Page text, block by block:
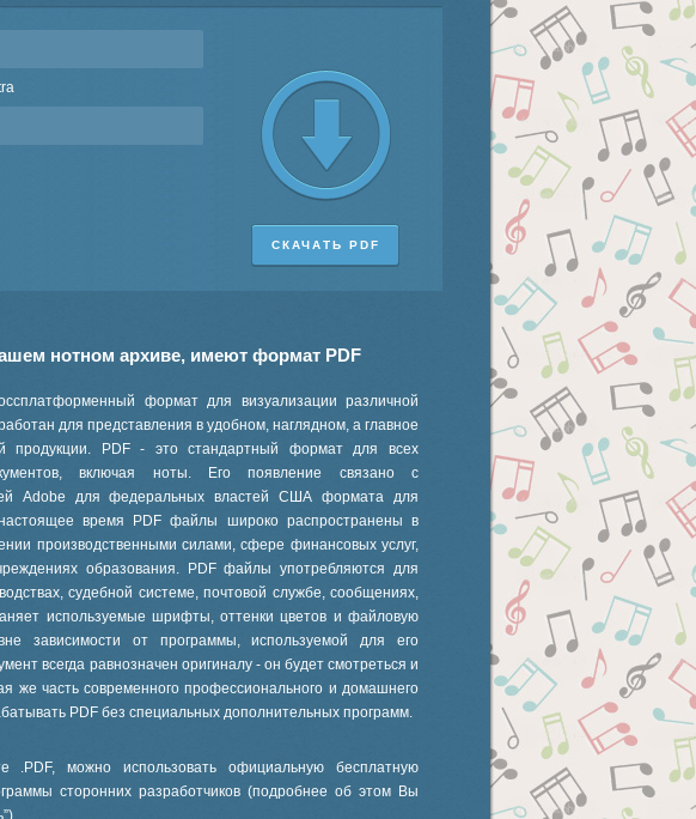
СКАЧАТЬ PDF
нотном архиве, имеют формат PDF
формат для визуализации различной
для представления в удобном, наглядном, а главное
продукции. PDF - это стандартный формат для всех
включая ноты. Его появление связано с
Adobe для федеральных властей США формата для
время PDF файлы широко распространены в
производственными силами, сфере финансовых услуг,
образования. PDF файлы употребляются для
судебной системе, почтовой службе, сообщениях,
используемые шрифты, оттенки цветов и файловую
вне зависимости от программы, используемой для его
всегда равнозначен оригиналу - он будет смотреться и
же часть современного профессионального и домашнего
PDF без специальных дополнительных программ.
можно использовать официальную бесплатную
сторонних разработчиков (подробнее об этом Вы
”).